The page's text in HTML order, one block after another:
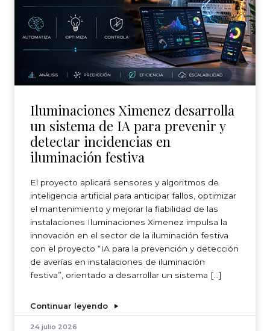
Iluminaciones Ximenez desarrolla
un sistema de IA para prevenir y
detectar incidencias en
iluminación festiva
El proyecto aplicará sensores y algoritmos de
inteligencia artificial para anticipar fallos, optimizar
el mantenimiento y mejorar la fiabilidad de las
instalaciones Iluminaciones Ximenez impulsa la
innovación en el sector de la iluminación festiva
con el proyecto “IA para la prevención y detección
de averías en instalaciones de iluminación
festiva”, orientado a desarrollar un sistema […]
Continuar leyendo
24 julio 2026